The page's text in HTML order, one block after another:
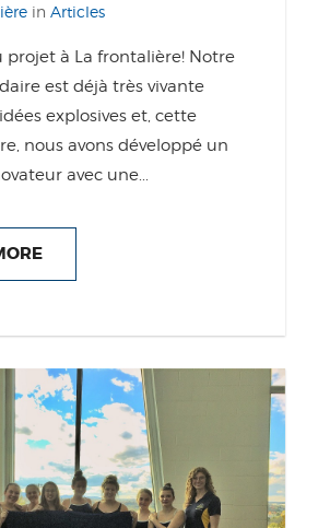
in Articles
projet à La frontalière! Notre
est déjà très vivante
explosives et, cette
nous avons développé un
avec une...